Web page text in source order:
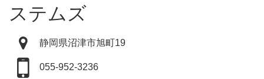
ステムズ
静岡県沼津市旭町19
055-952-3236